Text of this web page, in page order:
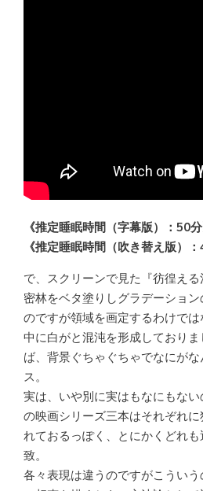
《推定睡眠時間（字幕版）：50分
《推定睡眠時間（吹き替え版）：
で、スクリーンで見た『彷徨え
密林をベタ塗りしグラデーショ
のですが領域を画定するわけで
中に白がと混沌を形成しておりま
ば、背景ぐちゃぐちゃでなにが
ス。
実は、いや別に実はもなにもな
の映画シリーズ三本はそれぞれ
れておるっぽく、とにかくどれ
致。
各々表現は違うのですがこうい